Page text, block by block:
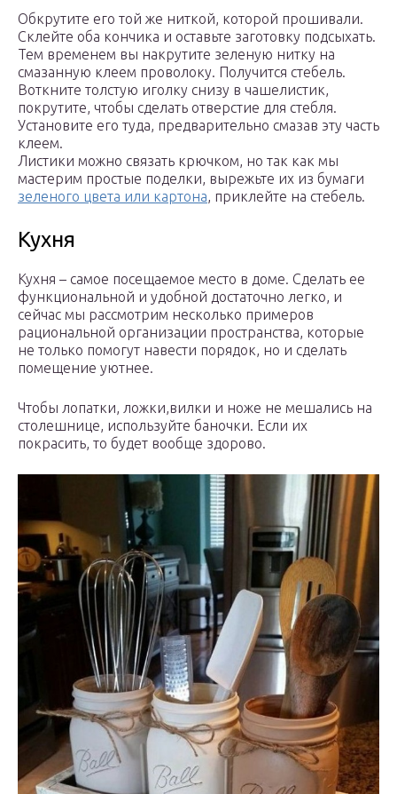
Обкрутите его той же ниткой, которой прошивали.
Склейте оба кончика и оставьте заготовку подсыхать.
Тем временем вы накрутите зеленую нитку на
смазанную клеем проволоку. Получится стебель.
Воткните толстую иголку снизу в чашелистик,
покрутите, чтобы сделать отверстие для стебля.
Установите его туда, предварительно смазав эту часть
клеем.
Листики можно связать крючком, но так как мы
мастерим простые поделки, вырежьте их из бумаги
зеленого цвета или картона, приклейте на стебель.
Кухня
Кухня – самое посещаемое место в доме. Сделать ее
функциональной и удобной достаточно легко, и
сейчас мы рассмотрим несколько примеров
рациональной организации пространства, которые
не только помогут навести порядок, но и сделать
помещение уютнее.
Чтобы лопатки, ложки,вилки и ноже не мешались на
столешнице, используйте баночки. Если их
покрасить, то будет вообще здорово.